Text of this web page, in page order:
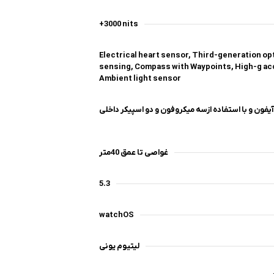
+3000 nits
Electrical heart sensor, Third-generation
sensing, Compass with Waypoints, High-g
Ambient light sensor
و با استفاده ازسه میکروفون و دو اسپیکر داخلی
غواصی تا عمق 40متر
5.3
watchOS
لیتیوم یونی